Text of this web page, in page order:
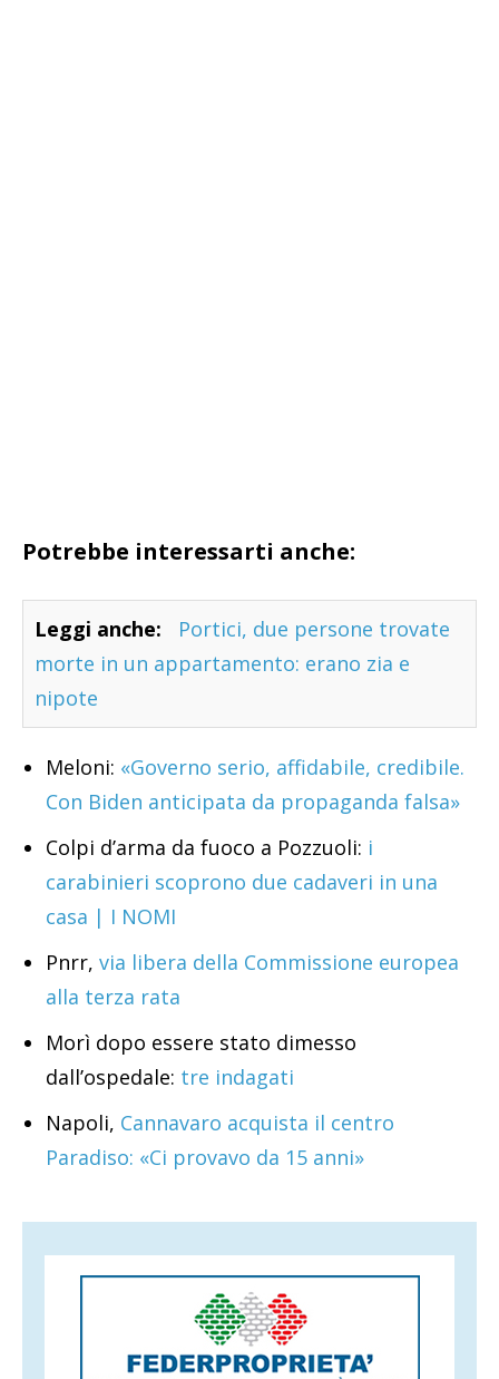
Potrebbe interessarti anche:
Leggi anche:
Portici, due persone trovate
morte in un appartamento: erano zia e
nipote
Meloni: «Governo serio, affidabile, credibile.
Con Biden anticipata da propaganda falsa»
Colpi d’arma da fuoco a Pozzuoli: i
carabinieri scoprono due cadaveri in una
casa | I NOMI
Pnrr, via libera della Commissione europea
alla terza rata
Morì dopo essere stato dimesso
dall’ospedale: tre indagati
Napoli, Cannavaro acquista il centro
Paradiso: «Ci provavo da 15 anni»